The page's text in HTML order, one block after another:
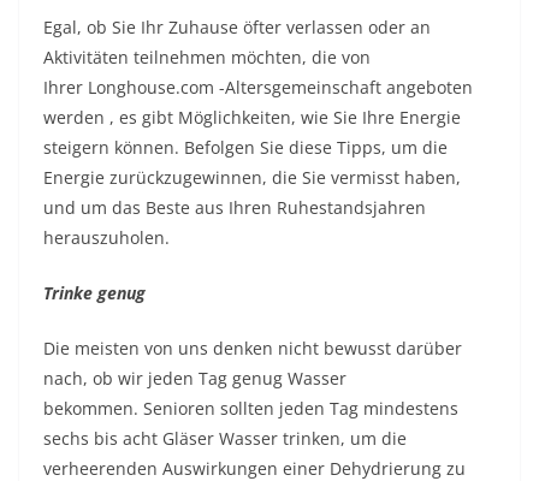
Egal, ob Sie Ihr Zuhause öfter verlassen oder an
Aktivitäten teilnehmen möchten, die von
Ihrer Longhouse.com -Altersgemeinschaft angeboten
werden , es gibt Möglichkeiten, wie Sie Ihre Energie
steigern können. Befolgen Sie diese Tipps, um die
Energie zurückzugewinnen, die Sie vermisst haben,
und um das Beste aus Ihren Ruhestandsjahren
herauszuholen.
Trinke genug
Die meisten von uns denken nicht bewusst darüber
nach, ob wir jeden Tag genug Wasser
bekommen. Senioren sollten jeden Tag mindestens
sechs bis acht Gläser Wasser trinken, um die
verheerenden Auswirkungen einer Dehydrierung zu